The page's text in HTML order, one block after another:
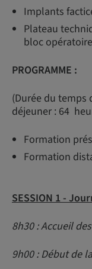
Implants
Plateau
bloc
PROGRAMME :
(Durée du temps
déjeuner : 64
Formation
Formation
SESSION 1 -
8h30 : Accueil
9h00 : Début de